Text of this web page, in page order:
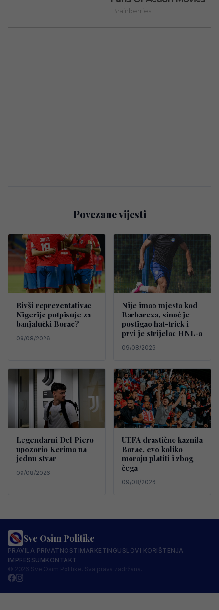
Povezane vijesti
Bivši reprezentativac
Nigerije potpisuje za
banjalučki Borac?
09/08/2026
Nije imao mjesta kod
Barbareza, sinoć je
postigao hat-trick i
prvi je strijelac HNL-a
09/08/2026
Legendarni Del Piero
upozorio Kerima na
jednu stvar
09/08/2026
UEFA drastično kaznila
Borac, evo koliko
moraju platiti i zbog
čega
09/08/2026
Sve Osim Politike
PRAVILA PRIVATNOSTIMARKETINGUSLOVI KORIŠTENJA
IMPRESSUMKONTAKT
© 2026 Sve Osim Politike. Sva prava zadržana.